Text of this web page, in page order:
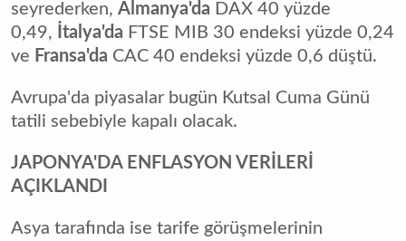
seyrederken, Almanya'da DAX 40 yüzde
0,49, İtalya'da FTSE MIB 30 endeksi yüzde 0,24
ve Fransa'da CAC 40 endeksi yüzde 0,6 düştü.
Avrupa'da piyasalar bugün Kutsal Cuma Günü
tatili sebebiyle kapalı olacak.
JAPONYA'DA ENFLASYON VERİLERİ
AÇIKLANDI
Asya tarafında ise tarife görüşmelerinin